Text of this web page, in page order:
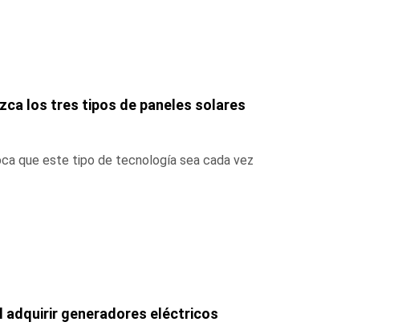
los tres tipos de paneles solares
que este tipo de tecnología sea cada vez
adquirir generadores eléctricos